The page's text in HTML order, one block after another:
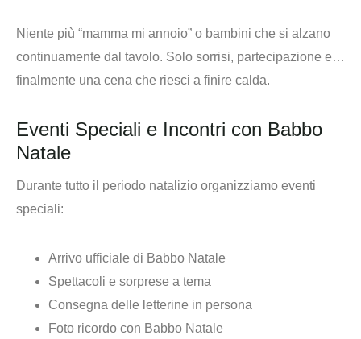
Niente più “mamma mi annoio” o bambini che si alzano
continuamente dal tavolo. Solo sorrisi, partecipazione e…
finalmente una cena che riesci a finire calda.
Eventi Speciali e Incontri con Babbo
Natale
Durante tutto il periodo natalizio organizziamo eventi
speciali:
Arrivo ufficiale di Babbo Natale
Spettacoli e sorprese a tema
Consegna delle letterine in persona
Foto ricordo con Babbo Natale